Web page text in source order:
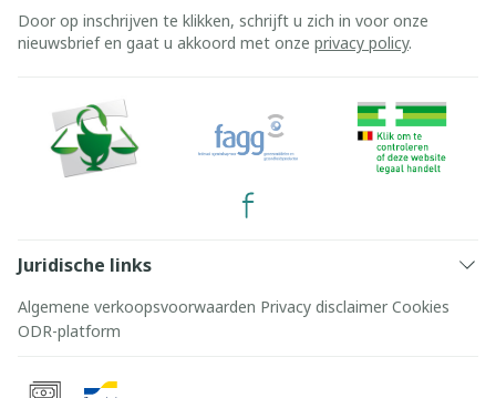
Door op inschrijven te klikken, schrijft u zich in voor onze
nieuwsbrief en gaat u akkoord met onze privacy policy.
Juridische links
Algemene verkoopsvoorwaarden Privacy disclaimer Cookies
ODR-platform